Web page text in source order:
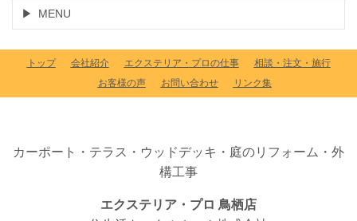
MENU
トップ 会社紹介 エクステリア・プロの仕事
相談・注文・施行
お客様の声
お問い合わせ リンク集
カーポート・テラス・ウッドデッキ・庭のリフォーム・外
構工事
エクステリア・プロ 鳥栖店